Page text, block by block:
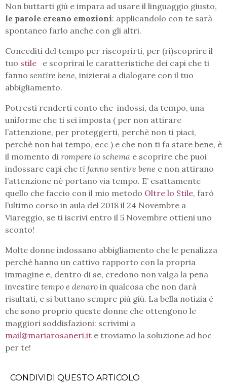
Non buttarti giù e impara ad usare il linguaggio giusto,
le parole creano emozioni: applicandolo con te sarà
spontaneo farlo anche con gli altri.
Concediti del tempo per riscoprirti, per (ri)scoprire il
tuo stile
e scoprirai le caratteristiche dei capi che ti
fanno sentire bene, inizierai a dialogare con il tuo
abbigliamento.
Potresti renderti conto che indossi, da tempo, una
uniforme che ti sei imposta ( per non attirare
l’attenzione, per proteggerti, perchè non ti piaci,
perchè non hai tempo, ecc ) e che non ti fa stare bene, è
il momento di rompere lo schema e scoprire che puoi
indossare capi che ti fanno sentire bene e non attirano
l’attenzione nè portano via tempo. E’ esattamente
quello che faccio con il mio metodo Oltre lo Stile, farò
l’ultimo corso in aula del 2018 il 24 Novembre a
Viareggio, se ti iscrivi entro il 5 Novembre ottieni uno
sconto!
Molte donne indossano abbigliamento che le penalizza
perchè hanno un cattivo rapporto con la propria
immagine e, dentro di se, credono non valga la pena
investire tempo e denaro in qualcosa che non darà
risultati, e si buttano sempre più giù. La bella notizia è
che sono proprio queste donne che ottengono le
maggiori soddisfazioni: scrivimi a
mail@mariarosaneri.it e troviamo la soluzione ad hoc
per te!
CONDIVIDI QUESTO ARTICOLO